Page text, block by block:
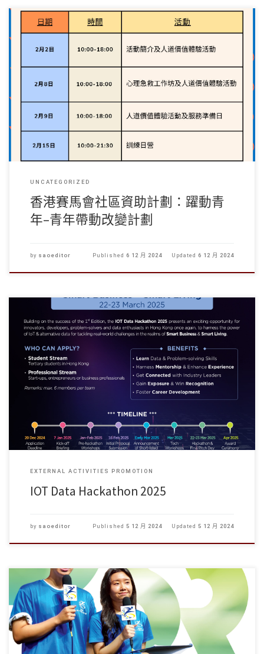
計劃內容 香港紅十字會一直重視青 […]
UNCATEGORIZED
香港賽馬會社區資助計劃：躍動青
年–青年帶動改變計劃
by saoeditor Published 6 12 月 2024 Updated 6 12 月 2024
** 以下資訊由學生事務處代為轉發。有關更多詳情，請直接聯絡 […]
EXTERNAL ACTIVITIES PROMOTION
IOT Data Hackathon 2025
by saoeditor Published5 12 月 2024 Updated5 12 月 2024
** 以下資訊由學生事務處代為轉發。有關更多詳情，請直接聯絡 […]